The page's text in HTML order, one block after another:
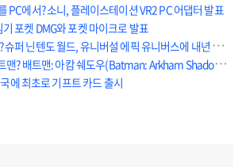
PC에서? 소니, 플레이스테이션 VR2 PC 어댑터 발표
포켓 DMG와 포켓 마이크로 발표
퍼 닌텐도 월드, 유니버설 에픽 유니버스에 내년 개장
쉐도우(Batman: Arkham Shadow), 메타 퀘스트 3 용으로 올해 말 VR 게임 세계에 입성
에 최초로 기프트 카드 출시